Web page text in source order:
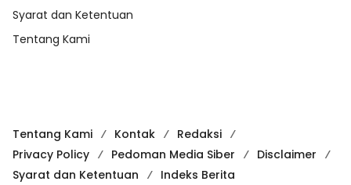
Syarat dan Ketentuan
Tentang Kami
Tentang Kami Kontak
Redaksi
Privacy Policy
Pedoman Media Siber
Disclaimer
Syarat dan Ketentuan
Indeks Berita